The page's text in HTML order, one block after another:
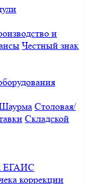
и
Честный знак
Столовая/
Складской
ЕГАИС
коррекции